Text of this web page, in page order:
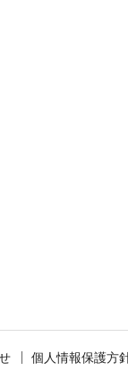
個人情報保護方